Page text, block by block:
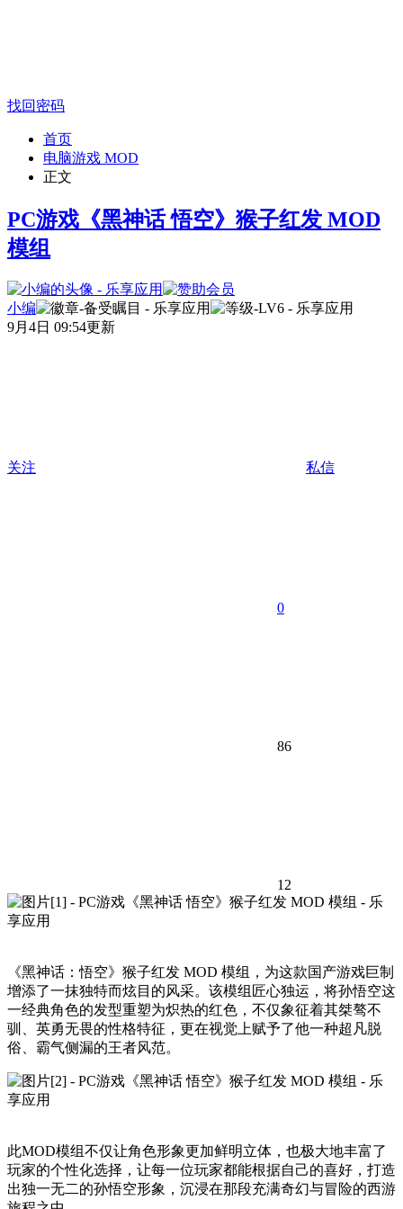
找回密码
首页
电脑游戏 MOD
正文
PC游戏《黑神话 悟空》猴子红发 MOD
模组
小编
9月4日 09:54更新
关注 私信
0
86
12
《黑神话：悟空》猴子红发 MOD 模组，为这款国产游戏巨制
增添了一抹独特而炫目的风采。该模组匠心独运，将孙悟空这
一经典角色的发型重塑为炽热的红色，不仅象征着其桀骜不
驯、英勇无畏的性格特征，更在视觉上赋予了他一种超凡脱
俗、霸气侧漏的王者风范。
此MOD模组不仅让角色形象更加鲜明立体，也极大地丰富了
玩家的个性化选择，让每一位玩家都能根据自己的喜好，打造
出独一无二的孙悟空形象，沉浸在那段充满奇幻与冒险的西游